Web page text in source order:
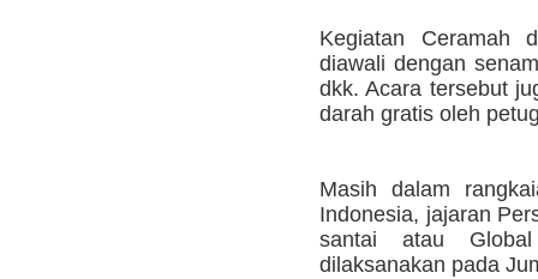
Kegiatan Ceramah
diawali dengan
dkk. Acara tersebut
darah gratis oleh
Masih dalam
Indonesia, jajaran
santai atau
dilaksanakan pada